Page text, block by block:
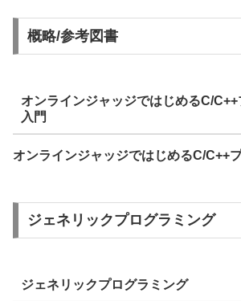
概略/参考図書
オンラインジャッジではじめるC/C++
入門
オンラインジャッジではじめるC/C++
ジェネリックプログラミング
ジェネリックプログラミング